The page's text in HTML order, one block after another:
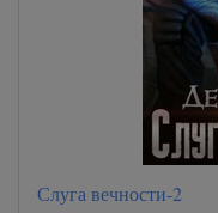
Слуга вечности-2